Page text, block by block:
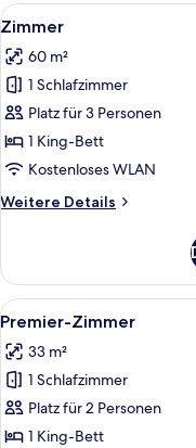
Alle
Fotos
für
Zimmer
anzeigen
8
Zimmer
60 m²
1 Schlafzimmer
Platz für 3 Personen
1 King-Bett
Kostenloses WLAN
Weitere Details
Weitere
Alle
Fotos
für
Premier-
Zimmer
anzeigen
4
Premier-Zimmer
33 m²
1 Schlafzimmer
Platz für 2 Personen
1 King-Bett